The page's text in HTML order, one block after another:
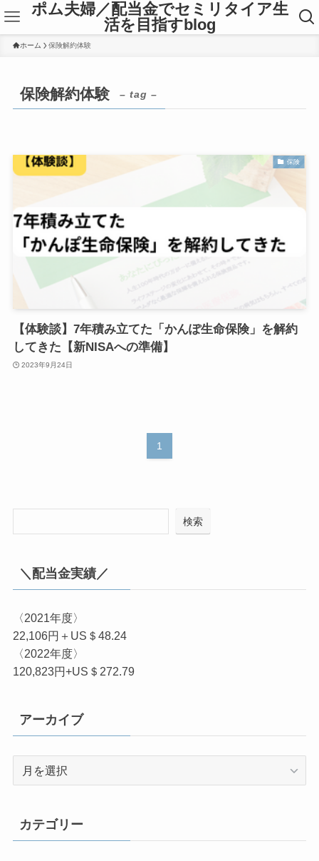
ポム夫婦／配当金でセミリタイア生
活を目指すblog
ホーム 保険解約体験
保険解約体験 – tag –
保険
【体験談】7年積み立てた「かんぽ生命保険」を解約
してきた【新NISAへの準備】
2023年9月24日
1
検索
＼配当金実績／
〈2021年度〉
22,106円＋US＄48.24
〈2022年度〉
120,823円+US＄272.79
アーカイブ
ブ
カテゴリー